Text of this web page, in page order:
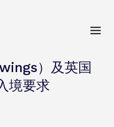
）及英国
境要求